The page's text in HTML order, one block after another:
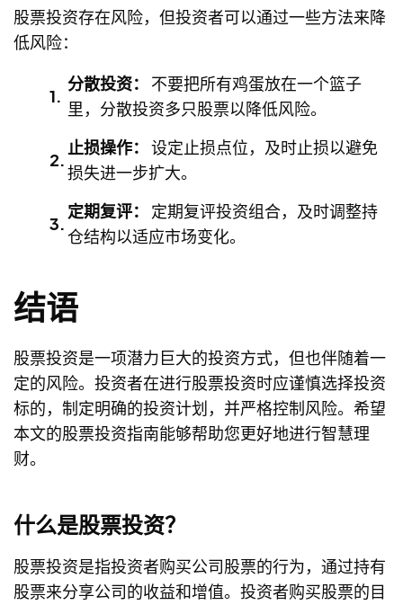
股票投资存在风险，但投资者可以通过一些方法来降
低风险：
分散投资：
不要把所有鸡蛋放在一个篮子
里，分散投资多只股票以降低风险。
止损操作：
设定止损点位，及时止损以避免
损失进一步扩大。
定期复评：
定期复评投资组合，及时调整持
仓结构以适应市场变化。
结语
股票投资是一项潜力巨大的投资方式，但也伴随着一
定的风险。投资者在进行股票投资时应谨慎选择投资
标的，制定明确的投资计划，并严格控制风险。希望
本文的股票投资指南能够帮助您更好地进行智慧理
财。
什么是股票投资？
股票投资是指投资者购买公司股票的行为，通过持有
股票来分享公司的收益和增值。投资者购买股票的目